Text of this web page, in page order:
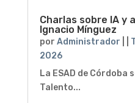
Charlas sobre IA y
Ignacio Mínguez
por Administrador
2026
La ESAD de Córdoba
Talento...